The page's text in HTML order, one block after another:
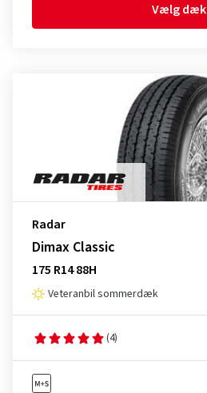
Vælg dæk
Radar
Dimax Classic
175 R14 88H
Veteranbil sommerdæk
(4)